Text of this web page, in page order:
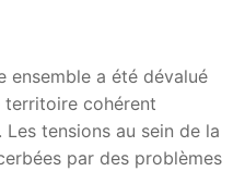
ensemble a été dévalué
territoire cohérent
tensions au sein de la
par des problèmes